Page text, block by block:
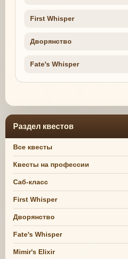
First Whisper
Дворянство
Fate's Whisper
Раздел квестов
Все квесты
Квесты на профессии
Саб-класс
First Whisper
Дворянство
Fate's Whisper
Mimir's Elixir